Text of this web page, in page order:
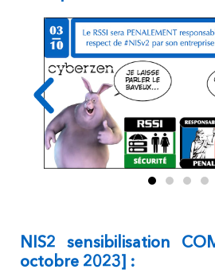
NIS2 sensibilisation
octobre 2023] :